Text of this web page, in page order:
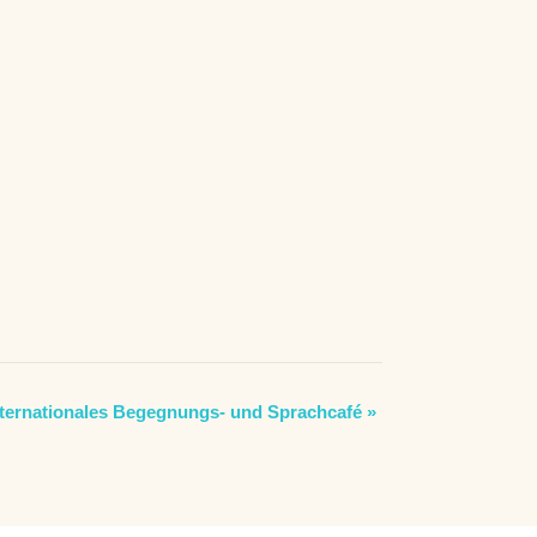
Begegnungs- und Sprachcafé »